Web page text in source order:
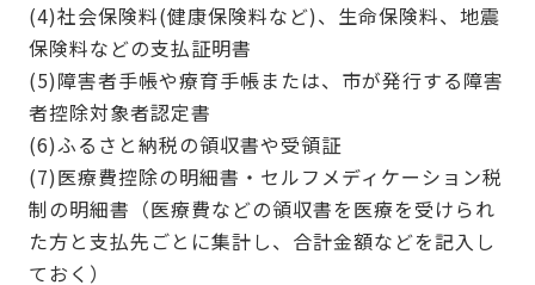
(4)社会保険料(健康保険料など)、生命保険料、地震
保険料などの支払証明書
(5)障害者手帳や療育手帳または、市が発行する障害
者控除対象者認定書
(6)ふるさと納税の領収書や受領証
(7)医療費控除の明細書・セルフメディケーション税
制の明細書（医療費などの領収書を医療を受けられ
た方と支払先ごとに集計し、合計金額などを記入し
ておく）